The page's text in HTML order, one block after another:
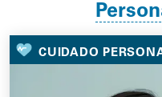
CUIDADO